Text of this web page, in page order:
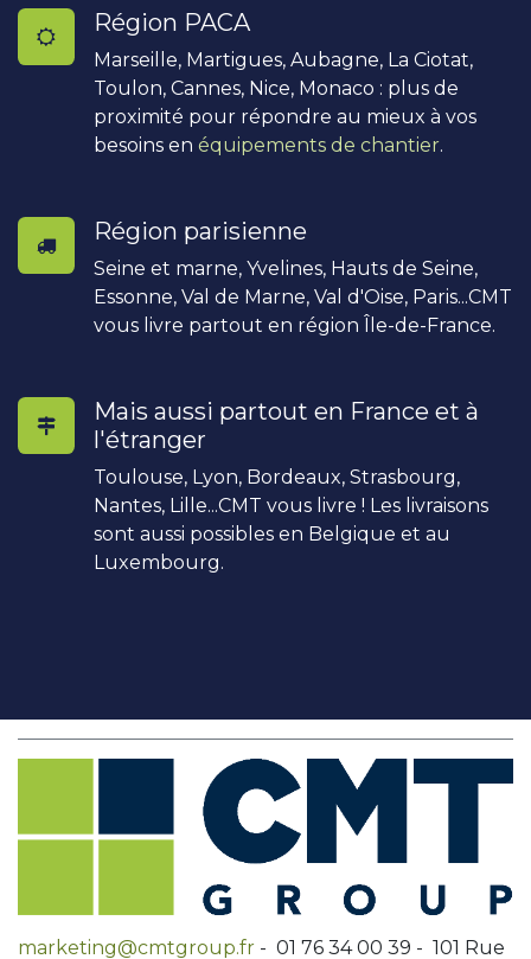
Région PACA
Marseille, Martigues, Aubagne, La Ciotat,
Toulon, Cannes, Nice, Monaco : plus de
proximité pour répondre au mieux à vos
besoins en équipements de chantier.
Région parisienne
Seine et marne, Yvelines, Hauts de Seine,
Essonne, Val de Marne, Val d'Oise, Paris...CMT
vous livre partout en région Île-de-France.
Mais aussi partout en France et à
l'étranger
Toulouse, Lyon, Bordeaux, Strasbourg,
Nantes, Lille...CMT vous livre ! Les livraisons
sont aussi possibles en Belgique et au
Luxembourg.
marketing@cmtgroup.fr - 01 76 34 00 39 - 101 Rue